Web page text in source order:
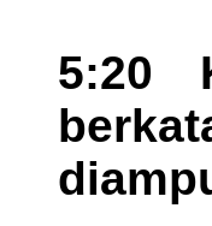
5:20